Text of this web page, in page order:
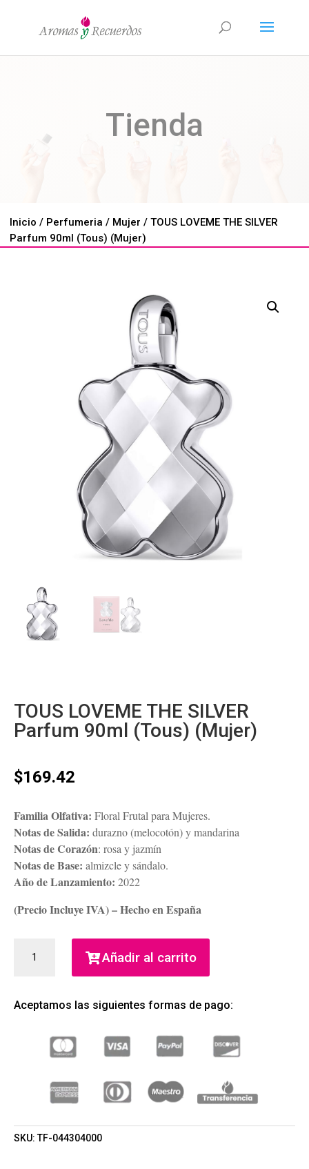
Tienda
Inicio / Perfumeria / Mujer / TOUS LOVEME THE SILVER
Parfum 90ml (Tous) (Mujer)
TOUS LOVEME THE SILVER
Parfum 90ml (Tous) (Mujer)
$169.42
Familia Olfativa: Floral Frutal para Mujeres.
Notas de Salida: durazno (melocotón) y mandarina
Notas de Corazón: rosa y jazmín
Notas de Base: almizcle y sándalo.
Año de Lanzamiento: 2022
(Precio Incluye IVA) – Hecho en España
LOVEME
PARFUM
(TOUS)
(MUJER)
Añadir al carrito
Aceptamos las siguientes formas de pago:
SKU:TF-044304000